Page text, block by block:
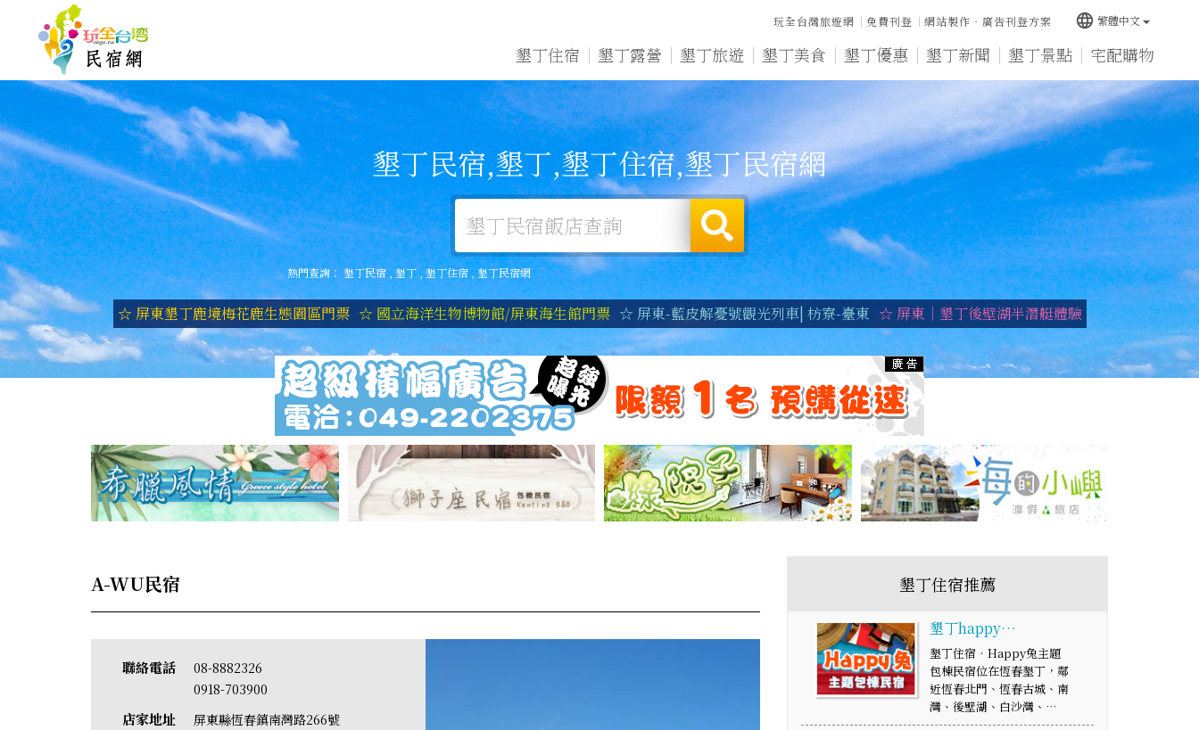
墾丁住宿 墾丁露營 墾丁旅遊 墾丁美食 墾丁優惠 墾丁新聞 墾丁景點 宅配購物
玩全台灣旅遊網 免費刊登 網站製作‧廣告刊登方案 language 繁體中文
墾丁民宿,墾丁,墾丁住宿,墾丁民宿網
熱門查詢：墾丁民宿 ,墾丁 , 墾丁住宿,墾丁民宿網
☆ 屏東墾丁鹿境梅花鹿生態園區門票 ☆ 國立海洋生物博物館/屏東海生館門票 ☆ 屏東-藍皮解憂號觀光列車| 枋寮-臺東 ☆ 屏東｜墾丁後壁湖半潛艇體驗
A-WU民宿
聯絡電話
08-8882326
0918-703900
店家地址 屏東縣恆春鎮南灣路266號
墾丁住宿推薦
墾丁happy…
墾丁住宿‧Happy兔主題
包棟民宿位在恆春墾丁，鄰
近恆春北門、恆春古城、南
灣、後壁湖、白沙灣、…